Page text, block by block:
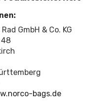
GmbH & Co. KG
bags.de